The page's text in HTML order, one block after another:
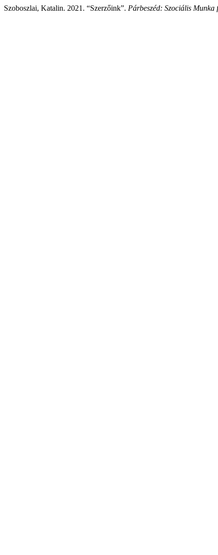
Szoboszlai, Katalin. 2021. “Szerzőink”. Párbeszéd: Szociális Munka